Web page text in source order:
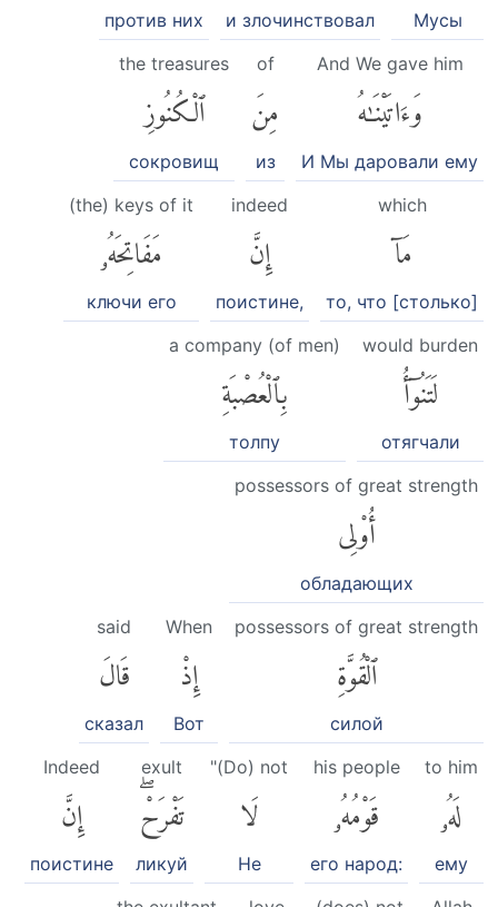
Мусы
и злочинствовал
против них
And We gave him
وَءَاتَيْنَٰهُ
И Мы даровали ему
of
مِنَ
из
the treasures
ٱلْكُنُوزِ
сокровищ
which
مَآ
то, что [столько]
indeed
إِنَّ
поистине,
(the) keys of it
مَفَاتِحَهُۥ
ключи его
would burden
لَتَنُوٓأُ
отягчали
a company (of men)
بِٱلْعُصْبَةِ
толпу
possessors of great strength
أُو۟لِى
обладающих
possessors of great strength
ٱلْقُوَّةِ
силой
When
إِذْ
Вот
said
قَالَ
сказал
to him
لَهُۥ
ему
his people
قَوْمُهُۥ
его народ:
"(Do) not
لَا
Не
exult
تَفْرَحْۖ
ликуй
Indeed
إِنَّ
поистине